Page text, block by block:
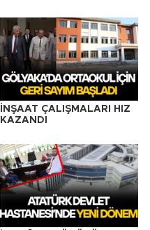
İNŞAAT ÇALIŞMALARI HIZ
KAZANDI